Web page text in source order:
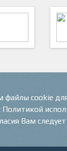
файлы cookie
Политикой
Вам